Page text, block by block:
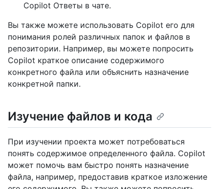
Copilot Ответы в чате.
Вы также можете использовать Copilot его для
понимания ролей различных папок и файлов в
репозитории. Например, вы можете попросить
Copilot краткое описание содержимого
конкретного файла или объяснить назначение
конкретной папки.
Изучение файлов и кода
При изучении проекта может потребоваться
понять содержимое определенного файла. Copilot
может помочь вам быстро понять назначение
файла, например, предоставив краткое изложение